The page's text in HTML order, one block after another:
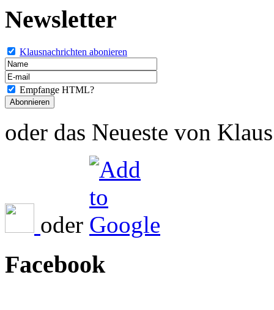
Newsletter
Klausnachrichten abonieren
Empfange HTML?
oder das Neueste von
oder
Facebook